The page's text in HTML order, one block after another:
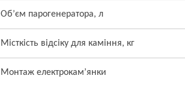
Об’єм парогенератора, л
Місткість відсіку для каміння, кг
Монтаж електрокам’янки